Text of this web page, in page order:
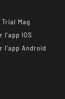
Mag
l’app IOS
l’app Android